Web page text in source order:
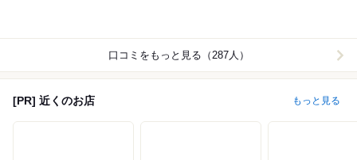
口コミをもっと見る（287人）
[PR] 近くのお店 もっと見る